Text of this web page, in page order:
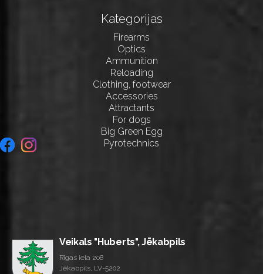
Kategorijas
Firearms
Optics
Ammunition
Reloading
Clothing, footwear
Accessories
Attractants
For dogs
Big Green Egg
Pyrotechnics
Veikals "Huberts", Jēkabpils
Rīgas iela 208
Jēkabpils, LV-5202